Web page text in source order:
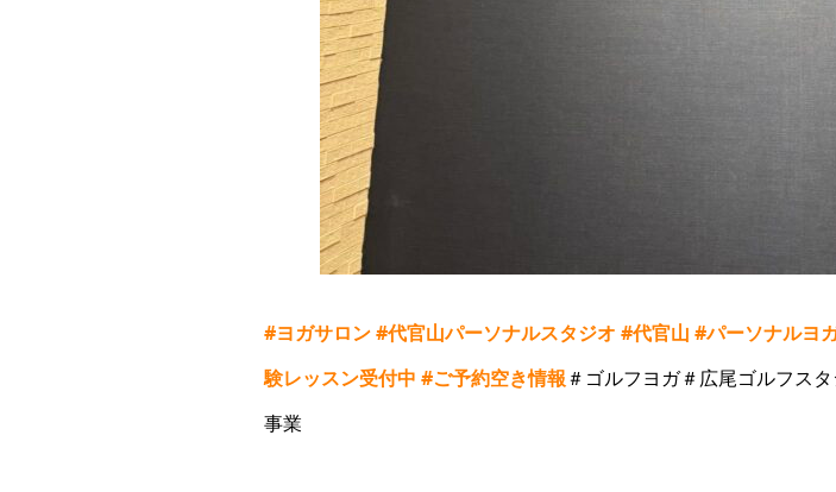
#ヨガサロン#代官山パーソナルスタジオ #代官山 #パーソナルヨ
験レッスン受付中 #ご予約空き情報＃ゴルフヨガ＃広尾ゴルフス
事業